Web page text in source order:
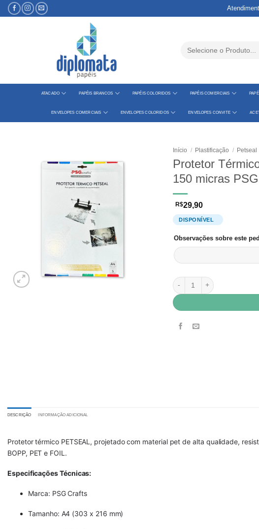
Skip
to
por:
ATACADO PAPÉIS BRANCOS PAPÉIS COLORIDOS PAPÉIS COMERCIAIS
ENVELOPES COMERCIAIS ENVELOPES COLORIDOS ENVELOPES CONVITE
Início / Plastificação / Petseal
Protetor
150 micras
R$29,90
Observações sobre este
Protetor Térmico Petseal
DESCRIÇÃO INFORMAÇÃO ADICIONAL
Protetor térmico PETSEAL, projetado com material pet de alta qualidade,
BOPP, PET e FOIL.
Especificações Técnicas:
Marca: PSG Crafts
Tamanho: A4 (303 x 216 mm)